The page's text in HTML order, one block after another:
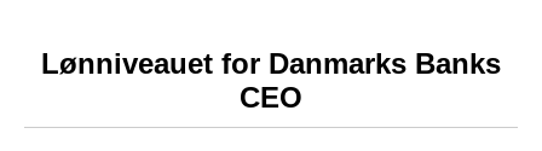
Lønniveauet for Danmarks Banks
CEO